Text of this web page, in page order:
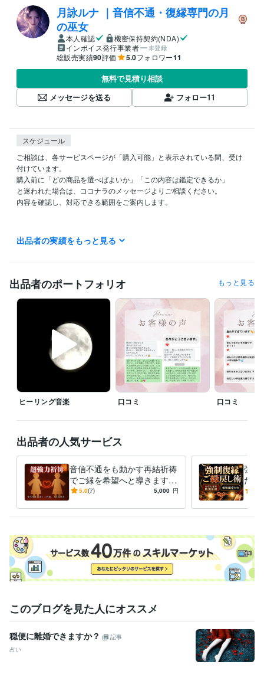
月詠ルナ ｜音信不通・復縁専門の月
の巫女
本人確認
機密保持契約(NDA)
インボイス発行事業者
未登録
総販売実績90評価 5.0フォロワー11
無料で見積り相談
メッセージを送る
フォロー11
スケジュール
ご相談は、各サービスページが「購入可能」と表示されている間、受け
付けています。
購入前に「どの商品を選べばよいか」「この内容は鑑定できるか」
と迷われた場合は、ココナラのメッセージよりご相談ください。
内容を確認し、対応できる範囲をご案内します。
ご購入後は、トークルームの内容を確認した順にご連絡します。
鑑定に必要な情報がそろってから、お一人ずつ落ち着いて読み解きま
ご依頼が重なっている場合や、お返事に時間をいただく場合は、分かり
次第お知らせします。
夜間・土日祝にいただいたメッセージは、確認できる時間に順次お返し
常時即答や緊急対応を保証するものではありません。
お急ぎのご事情がある場合は、購入前に希望時期をお知らせください。
本人確認・機密保持契約（NDA）済みです。
音信不通、復縁、片思い、不倫・複雑愛など、周囲に話しにくい内容
受付状況は随時更新します。購入前に最新表示をご確認ください。変更
時はこの欄でお知らせします。
経験職種
ライフスタイル・その他 / 占い師
ライフスタイル・その他 / その他 経験年数 : 15年
神社 2014年3月 ~ 現在
受賞歴
神託霊視・縁結び祈願 奉納賞 神託霊視・縁結び祈願 奉納賞
霊的浄
く力
資格・検定
出品者の実績をもっと見る
出品者のポートフォリオ もっと見る
ヒーリング音楽 口コミ 口コミ
出品者の人気サービス
音信不通をも動かす再結祈祷
でご縁を希望へと導きます
音信不通のその先へ、あなた
月の祈り
5.0(7) 5,000 円
強制
たの
強い
音を
このブログを見た人にオススメ
穏便に離婚できますか？
記事
占い